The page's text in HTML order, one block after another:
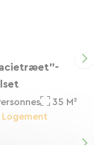
dine
strækker
slappe af på
dukkert i
35 M²
Logement